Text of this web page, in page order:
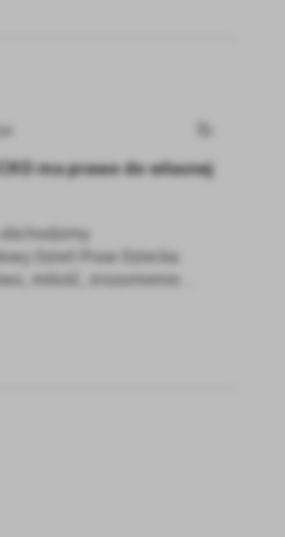
ma prawo do własnej
Dzień Praw Dziecka.
miłość, zrozumienie...